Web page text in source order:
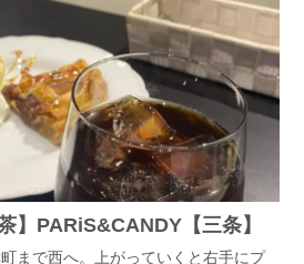
】PARiS&CANDY【三条】
まで西へ。上がっていくと右手にプ